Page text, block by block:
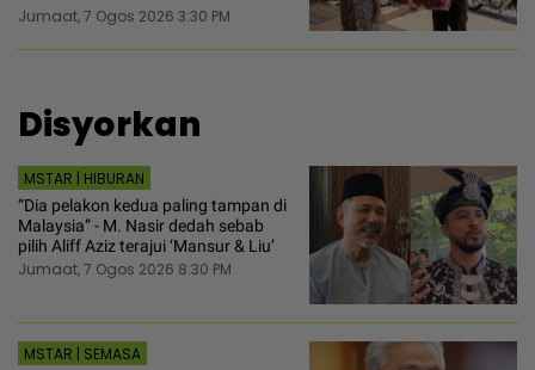
Jumaat, 7 Ogos 2026 3:30 PM
Disyorkan
MSTAR | HIBURAN
“Dia pelakon kedua paling tampan di
Malaysia” - M. Nasir dedah sebab
pilih Aliff Aziz terajui ‘Mansur & Liu’
Jumaat, 7 Ogos 2026 8:30 PM
MSTAR | SEMASA